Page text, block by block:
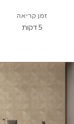
זמן קריאה
5 דקות